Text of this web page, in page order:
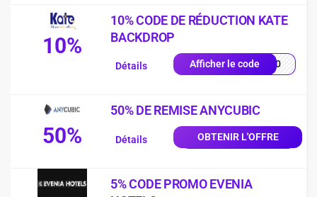
10%
10% CODE DE RÉDUCTION KATE
BACKDROP
Afficher le codeER10
Détails
50%
50% DE REMISE ANYCUBIC
OBTENIR L'OFFRE
Détails
5% CODE PROMO EVENIA